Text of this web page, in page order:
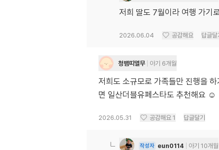
저희 딸도 7월이라 여행 가기
2026.06.04 공감해요 답글달
청뱀띠열무 아기 6개월
저희도 소규모로 가족들만 진행을
면 일산더블유페스타도 추천해요 ☺️
2026.05.31 공감해요 1 답글달기
작성자 eun0114 아기 10개월